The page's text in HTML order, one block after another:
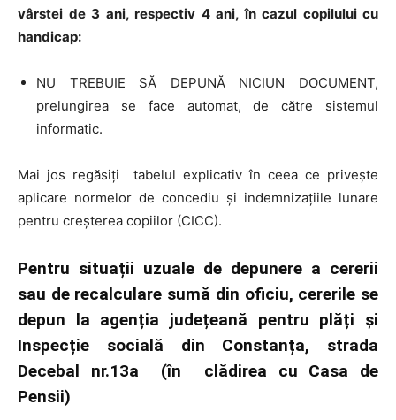
vârstei de 3 ani, respectiv 4 ani, în cazul copilului cu
handicap:
NU TREBUIE SĂ DEPUNĂ NICIUN DOCUMENT,
prelungirea se face automat, de către sistemul
informatic.
Mai jos regăsiți tabelul explicativ în ceea ce privește
aplicare normelor de concediu și indemnizațiile lunare
pentru creșterea copiilor (CICC).
Pentru situații uzuale de depunere a cererii
sau de recalculare sumă din oficiu, cererile se
depun la agenția județeană pentru plăți și
Inspecție socială din Constanța, strada
Decebal nr.13a (în clădirea cu Casa de
Pensii)